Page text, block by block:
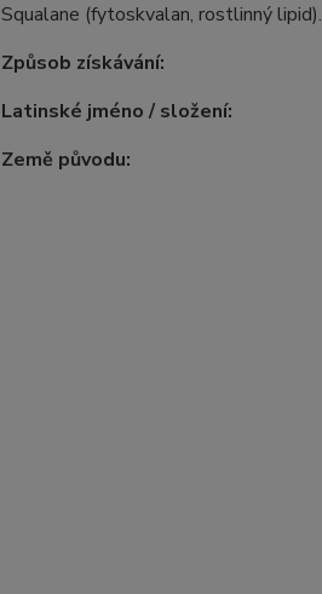
Squalane (fytoskvalan, rostlinný lipid).
Způsob získávání:
Latinské jméno / složení:
Země původu: